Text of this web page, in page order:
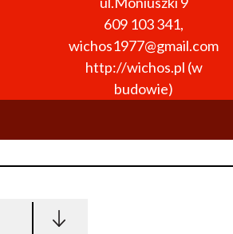
609 103 341,
wichos1977@gmail.com
http://wichos.pl (w
budowie)